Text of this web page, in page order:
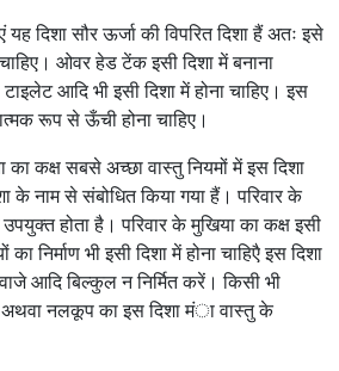
यह दिशा सौर ऊर्जा की विपरित दिशा हैं अतः इसे
ओवर हेड टेंक इसी दिशा में बनाना
आदि भी इसी दिशा में होना चाहिए। इस
रूप से ऊँची होना चाहिए।
का कक्ष सबसे अच्छा वास्तु नियमों में इस दिशा
के नाम से संबोधित किया गया हैं। परिवार के
होता है। परिवार के मुखिया का कक्ष इसी
का निर्माण भी इसी दिशा में होना चाहिएै इस दिशा
आदि बिल्कुल न निर्मित करें। किसी भी
अथवा नलकूप का इस दिशा मंा वास्तु के